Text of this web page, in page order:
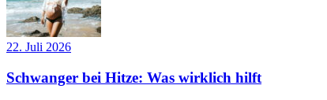
22. Juli 2026
Schwanger bei Hitze: Was wirklich hilft